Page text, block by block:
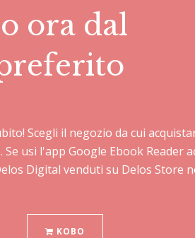
ora dal
Scegli il negozio da cui
usi l'app Google Ebook Reader
Digital venduti su Delos Store
KOBO